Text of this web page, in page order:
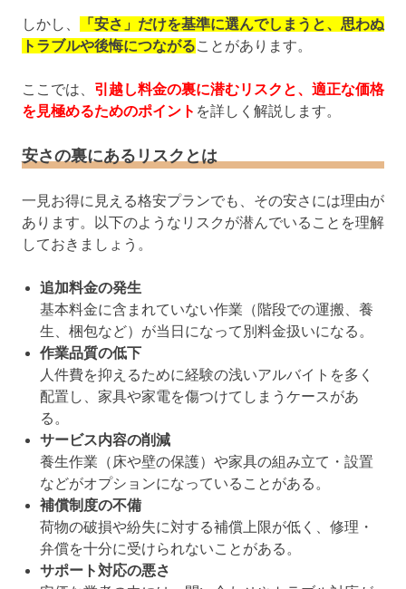
しかし、
「安さ」だけを基準に選んでしまうと、思わぬ
トラブルや後悔につながることがあります。
ここでは、 引越し料金の裏に潜むリスクと、適正な価格
を見極めるためのポイント を詳しく解説します。
安さの裏にあるリスクとは
一見お得に見える格安プランでも、その安さには理由が
あります。以下のようなリスクが潜んでいることを理解
しておきましょう。
追加料金の発生
基本料金に含まれていない作業（階段での運搬、養
生、梱包など）が当日になって別料金扱いになる。
作業品質の低下
人件費を抑えるために経験の浅いアルバイトを多く
配置し、家具や家電を傷つけてしまうケースがあ
る。
サービス内容の削減
養生作業（床や壁の保護）や家具の組み立て・設置
などがオプションになっていることがある。
補償制度の不備
荷物の破損や紛失に対する補償上限が低く、修理・
弁償を十分に受けられないことがある。
サポート対応の悪さ